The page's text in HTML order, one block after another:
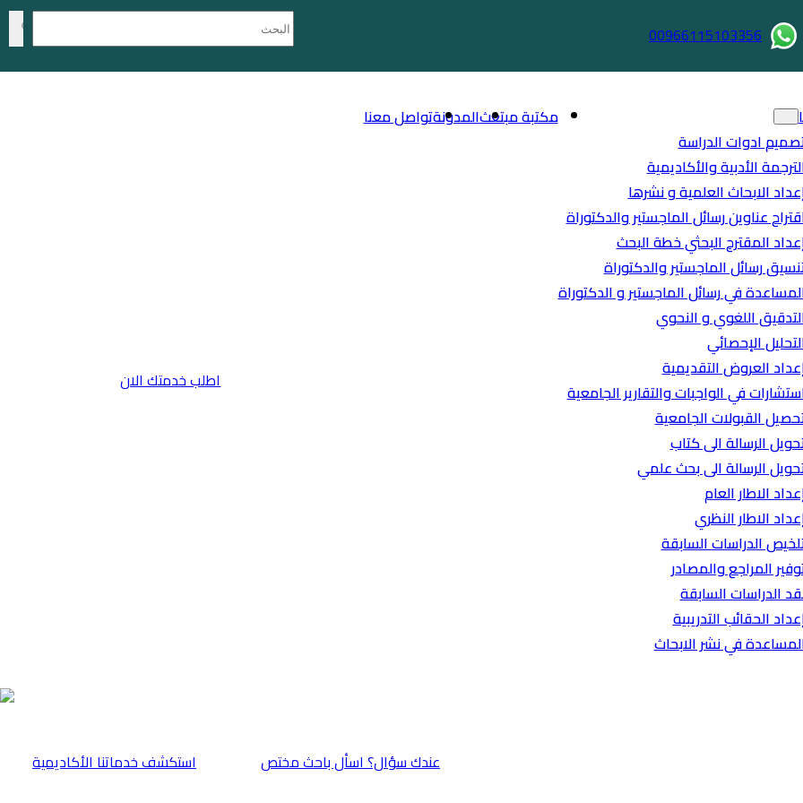
00966115103356
ادوات الدراسة
الأدبية والأكاديمية
الابحاث العلمية و نشرها
عناوين رسائل الماجستير والدكتوراة
المقترح البحثي خطة البحث
رسائل الماجستير والدكتوراة
في رسائل الماجستير و الدكتوراة
اللغوي و النحوي
الإحصائي
العروض التقديمية
في الواجبات والتقارير الجامعية
القبولات الجامعية
الرسالة الى كتاب
الرسالة الى بحث علمي
الاطار العام
الاطار النظري
الدراسات السابقة
المراجع والمصادر
الدراسات السابقة
الحقائب التدريبية
في نشر الابحاث
مكتبة مبتعثالمدونةتواصل معنا
اطلب خدمتك الان
⁠استكشف خدماتنا الأكاديمية عندك سؤال؟ اسأل باحث مختص